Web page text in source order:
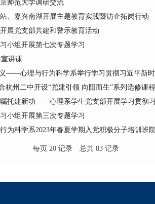
师范大学调研交流
、嘉兴南湖开展主题教育实践暨访企拓岗行动
展党支部共建和警示教育活动
小组开展第七次专题学习
讲课
义——心理与行为科学系举行学习贯彻习近平新
杭州二中开设“党建引领 向阳而生”系列选修课程
嘱托建新功——心理系学生党支部开展学习贯彻
小组开展第三次专题学习
科学系2023年春夏学期入党积极分子培训班
每页 20 记录 总共 83 记录